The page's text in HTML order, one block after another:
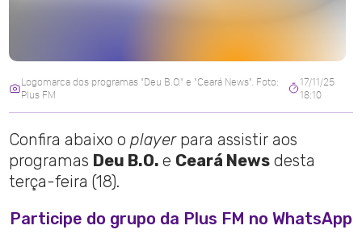
Logomarca dos programas "Deu B.O." e "Ceará News". Foto:
Plus FM
17/11/25
18:10
Confira abaixo oplayerpara assistir aos
programas Deu B.O.e Ceará News desta
terça-feira (18).
Participe do grupo da Plus FM no WhatsApp